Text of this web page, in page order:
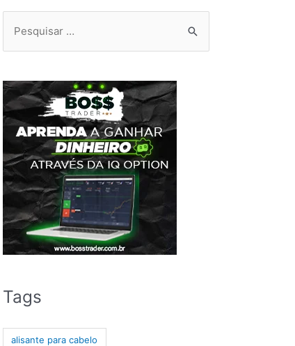
Pesquisar
por:
Tags
alisante para cabelo